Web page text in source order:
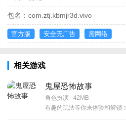
包名： com.ztj.kbmjr3d.vivo
官方版 安全无广告 需网络
相关游戏
鬼屋恐怖故事
角色扮演 | 42MB
有趣的玩法等你来体验和解锁！